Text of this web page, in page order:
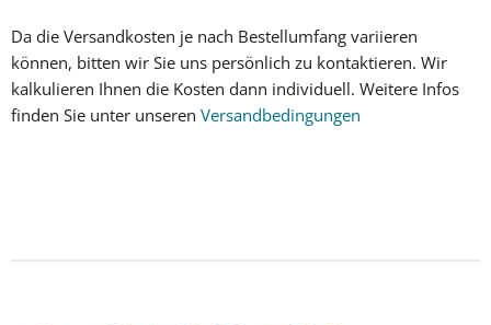
Da die Versandkosten je nach Bestellumfang variieren
können, bitten wir Sie uns persönlich zu kontaktieren. Wir
kalkulieren Ihnen die Kosten dann individuell. Weitere Infos
finden Sie unter unseren Versandbedingungen